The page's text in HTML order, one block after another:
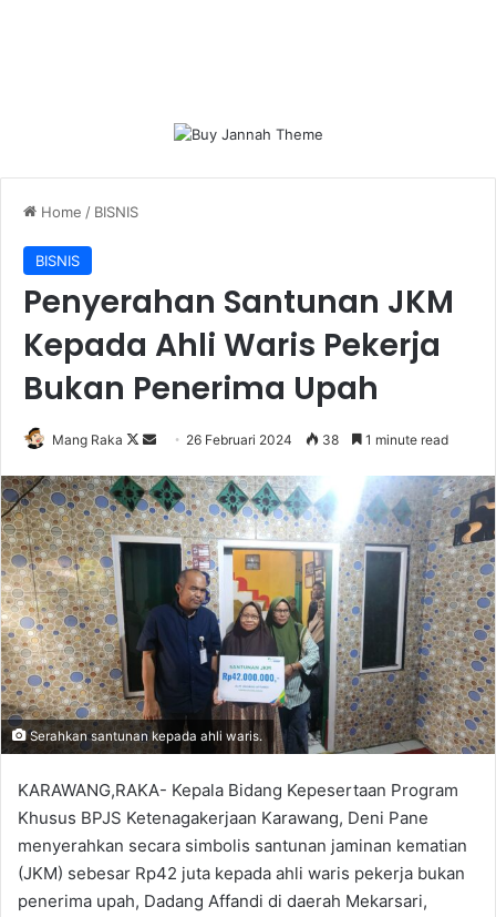
Home / BISNIS
BISNIS
Penyerahan Santunan JKM
Kepada Ahli Waris Pekerja
Bukan Penerima Upah
Mang Raka
Follow
X
Send
email
26 Februari 2024 38 1 minute read
Serahkan santunan kepada ahli waris.
KARAWANG,RAKA- Kepala Bidang Kepesertaan Program
Khusus BPJS Ketenagakerjaan Karawang, Deni Pane
menyerahkan secara simbolis santunan jaminan kematian
(JKM) sebesar Rp42 juta kepada ahli waris pekerja bukan
penerima upah, Dadang Affandi di daerah Mekarsari,